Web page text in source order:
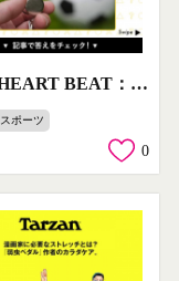
Seiko HEART BEAT：サッカートリビア
スポーツ
0